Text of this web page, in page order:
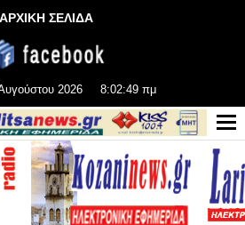
ΑΡΧΙΚΗ ΣΕΛΙΔΑ
2026 8:02:50 πμ